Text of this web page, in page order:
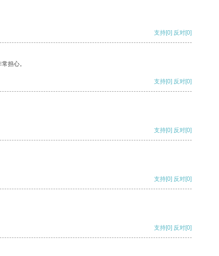
支持[0] 反对[0]
担心。
支持[0] 反对[0]
支持[0] 反对[0]
支持[0] 反对[0]
支持[0] 反对[0]